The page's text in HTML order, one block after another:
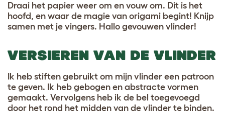
Draai het papier weer om en vouw om. Dit is het
hoofd, en waar de magie van origami begint! Knijp
samen met je vingers. Hallo gevouwen vlinder!
VERSIEREN VAN DE VLINDER
Ik heb stiften gebruikt om mijn vlinder een patroon
te geven. Ik heb gebogen en abstracte vormen
gemaakt. Vervolgens heb ik de bel toegevoegd
door het rond het midden van de vlinder te binden.